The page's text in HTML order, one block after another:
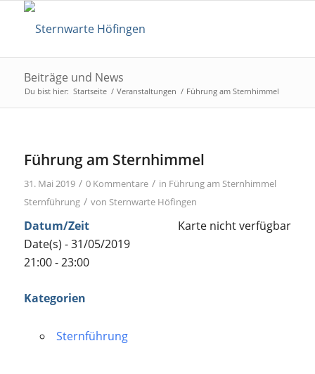
Beiträge und News
Du bist hier: Startseite / Veranstaltungen / Führung am Sternhimmel
Führung am Sternhimmel
31. Mai 2019 / 0 Kommentare / in Führung am Sternhimmel
Sternführung / von Sternwarte Höfingen
Karte nicht verfügbar
Datum/Zeit
Date(s) - 31/05/2019
21:00 - 23:00
Kategorien
Sternführung